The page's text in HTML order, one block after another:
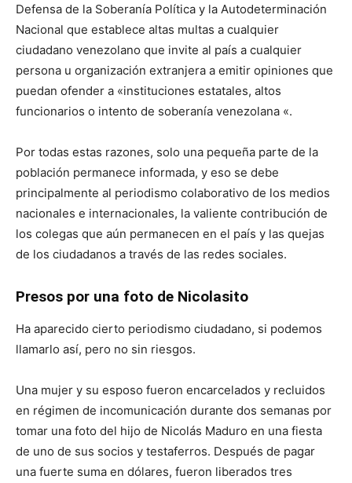
Defensa de la Soberanía Política y la Autodeterminación
Nacional que establece altas multas a cualquier
ciudadano venezolano que invite al país a cualquier
persona u organización extranjera a emitir opiniones que
puedan ofender a «instituciones estatales, altos
funcionarios o intento de soberanía venezolana «.
Por todas estas razones, solo una pequeña parte de la
población permanece informada, y eso se debe
principalmente al periodismo colaborativo de los medios
nacionales e internacionales, la valiente contribución de
los colegas que aún permanecen en el país y las quejas
de los ciudadanos a través de las redes sociales.
Presos por una foto de Nicolasito
Ha aparecido cierto periodismo ciudadano, si podemos
llamarlo así, pero no sin riesgos.
Una mujer y su esposo fueron encarcelados y recluidos
en régimen de incomunicación durante dos semanas por
tomar una foto del hijo de Nicolás Maduro en una fiesta
de uno de sus socios y testaferros. Después de pagar
una fuerte suma en dólares, fueron liberados tres